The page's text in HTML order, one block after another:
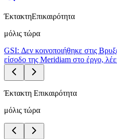
ΈκτακτηΕπικαιρότητα
μόλις τώρα
GSI: Δεν κοινοποιήθηκε στις
είσοδο της Meridiam στο έργο,
Έκτακτη Επικαιρότητα
μόλις τώρα